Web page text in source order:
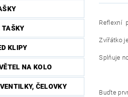
TAŠKY
KLIPY
NA KOLO
ČELOVKY
Reflexní
Zvířátko
Splňuje
Buďte